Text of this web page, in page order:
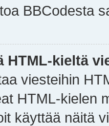
BBCodesta
HTML-kieltä
viesteihin
HTML-kielen
käyttää näitä